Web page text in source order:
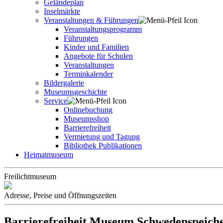
Geländeplan
Inselmärkte
Veranstaltungen & Führungen
Veranstaltungsprogramm
Führungen
Kinder und Familien
Angebote für Schulen
Veranstaltungen
Terminkalender
Bildergalerie
Museumsgeschichte
Service
Onlinebuchung
Museumsshop
Barrierefreiheit
Vermietung und Tagung
Bibliothek Publikationen
Heimatmuseum
Freilichtmuseum
Adresse, Preise und Öffnungszeiten